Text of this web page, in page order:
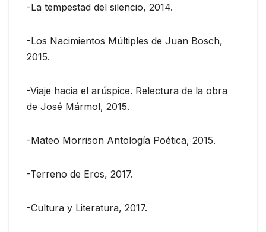
-La tempestad del silencio, 2014.
-Los Nacimientos Múltiples de Juan Bosch,
2015.
-Viaje hacia el arúspice. Relectura de la obra
de José Mármol, 2015.
-Mateo Morrison Antología Poética, 2015.
-Terreno de Eros, 2017.
-Cultura y Literatura, 2017.